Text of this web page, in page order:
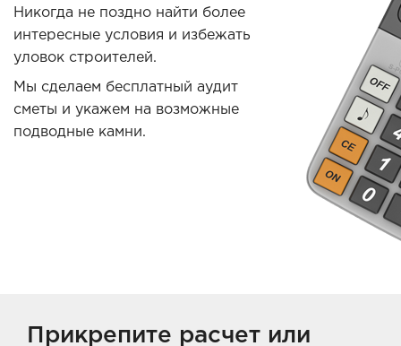
Никогда не поздно найти более
интересные условия и избежать
уловок строителей.
Мы сделаем бесплатный аудит
сметы и укажем на возможные
подводные камни.
Прикрепите расчет или